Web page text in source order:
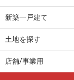
新築一戸建て
土地を探す
店舗/事業用